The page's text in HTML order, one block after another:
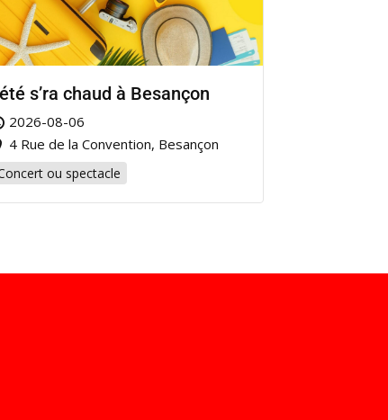
s’ra chaud à Besançon
2026-08-06
4 Rue de la Convention, Besançon
ou spectacle